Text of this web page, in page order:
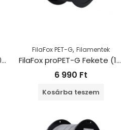
FilaFox proPET-G Fehér (1000g / 1,75mm)
FilaFox PET-G, Filamentek
FilaFox proPET-G Fekete (1000g / 1,75mm)
6 990 Ft
Kosárba teszem